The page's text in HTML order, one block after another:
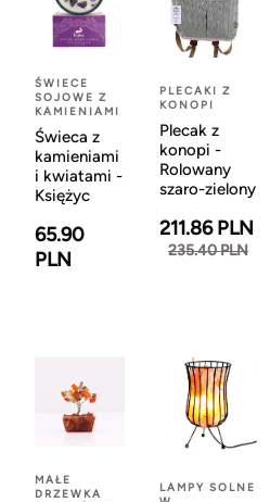
ŚWIECE
SOJOWE Z
KAMIENIAMI
Świeca z
kamieniami
i kwiatami -
Księżyc
65.90
PLN
PLECAKI Z
KONOPI
Plecak z
konopi -
Rolowany
szaro-zielony
211.86 PLN
235.40 PLN
MAŁE
DRZEWKA
LAMPY SOLNE